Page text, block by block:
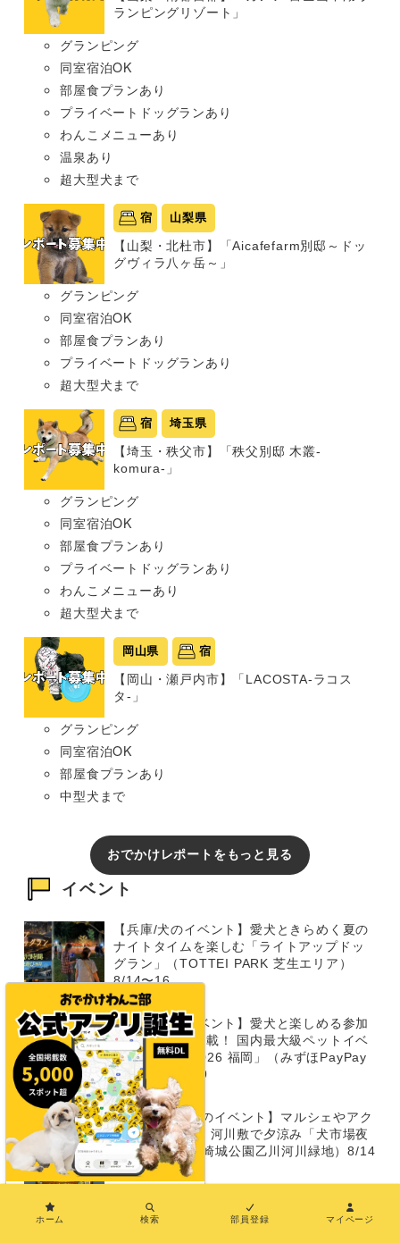
ランピングリゾート」
グランピング
同室宿泊OK
部屋食プランあり
プライベートドッグランあり
わんこメニューあり
温泉あり
超大型犬まで
宿 山梨県
【山梨・北杜市】「Aicafefarm別邸～ドッ
グヴィラ八ヶ岳～」
グランピング
同室宿泊OK
部屋食プランあり
プライベートドッグランあり
超大型犬まで
宿 埼玉県
【埼玉・秩父市】「秩父別邸 木叢-
komura-」
グランピング
同室宿泊OK
部屋食プランあり
プライベートドッグランあり
わんこメニューあり
超大型犬まで
岡山県 宿
【岡山・瀬戸内市】「LACOSTA-ラコス
タ-」
グランピング
同室宿泊OK
部屋食プランあり
中型犬まで
おでかけレポートをもっと見る
イベント
【兵庫/犬のイベント】愛犬ときらめく夏の
ナイトタイムを楽しむ「ライトアップドッ
グラン」（TOTTEI PARK 芝生エリア）
8/14〜16
【福岡/犬のイベント】愛犬と楽しめる参加
型イベントが満載！ 国内最大級ペットイベ
ント「Pet博 2026 福岡」（みずほPayPay
ドーム）8/8～9
【8/14～15/犬のイベント】マルシェやアク
ティビティも！ 河川敷で夕涼み「犬市場夜
市 2026」（岡崎城公園乙川河川緑地）8/14
～15
ホーム 検索 部員登録 マイページ